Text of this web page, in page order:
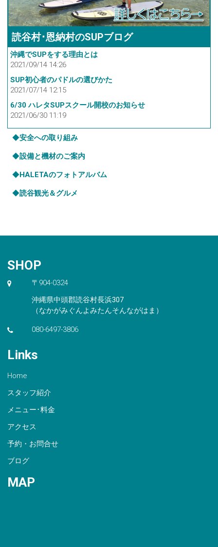
読谷村･恩納村のSUPブログ
沖縄でSUPをする理由とは
2021/09/14 14:26
SUP初心者のパドルの選びかた
2021/07/14 12:15
6/30 ハレタSUPスクール開校のお知らせ
2021/06/30 11:19
◆安全への取り組み
◆設備と機材のご案内
◆HALETAのフォトアルバム
◆読谷観光＆グルメ
SHOP
〒904-0324
沖縄県中頭郡読谷村長浜307
（なかがみぐんよみたんそんながはま）
080-6497-3806
Links
Home
スタッフ紹介
メニュー･料金
アクセス
予約・お問合せ
ブログ
MAP